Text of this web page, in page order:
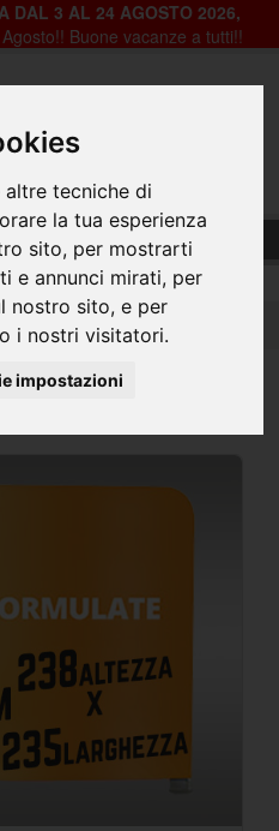
tecniche di
la tua esperienza
sito, per mostrarti
e annunci mirati, per
nostro sito, e per
i nostri visitatori.
impostazioni
DAL 3 AL 24 AGOSTO 2026,
Buone vacanze a tutti!!